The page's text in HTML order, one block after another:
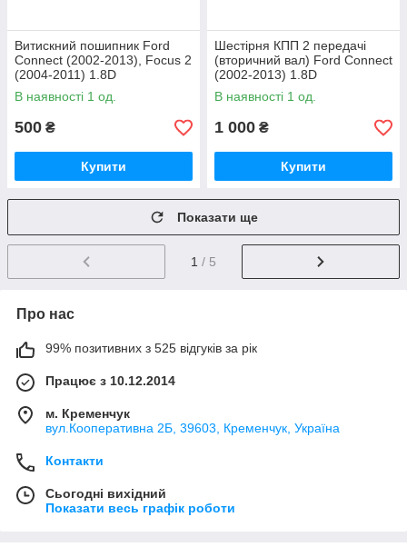
Витискний пошипник Ford
Connect (2002-2013), Focus 2
(2004-2011) 1.8D
OE:FT68060
В наявності 1 од.
500 ₴
Купити
Шестірня КПП 2 передачі
(вторичний вал) Ford Connect
(2002-2013) 1.8D
OE:1854046
В наявності 1 од.
1 000 ₴
Купити
Показати ще
1 / 5
Про нас
99% позитивних з 525 відгуків за рік
Працює з 10.12.2014
м. Кременчук
вул.Кооперативна 2Б, 39603, Кременчук, Україна
Контакти
Сьогодні вихідний
Показати весь графік роботи